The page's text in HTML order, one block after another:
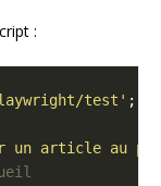
:
test'
un article au